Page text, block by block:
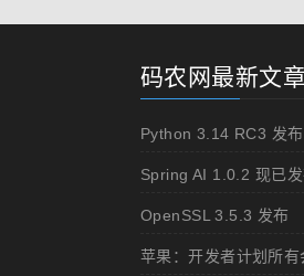
码农网最新文章
Python 3.14 RC3 发布
Spring AI 1.0.2 现已发
OpenSSL 3.5.3 发布